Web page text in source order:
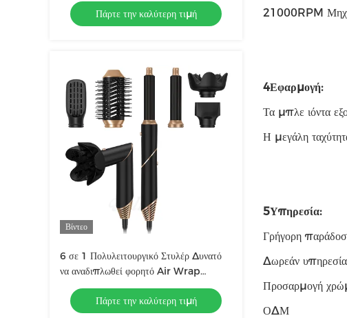
Πάρτε την καλύτερη τιμή
Βίντεο
6 σε 1 Πολυλειτουργικό Στυλέρ Δυνατό
να αναδιπλωθεί φορητό Air Wrap
Curling Νέο Σχεδιασμό Ταξιδιωτικό
Ζεστό Αεροβουρτσάκι Comb
Πάρτε την καλύτερη τιμή
21000RPM
4Εφαρμογή:
Τα μπλε ιόντα
Η μεγάλη
5Υπηρεσία:
Γρήγορη
Δωρεάν
Προσαρμογή
ΟΔΜ